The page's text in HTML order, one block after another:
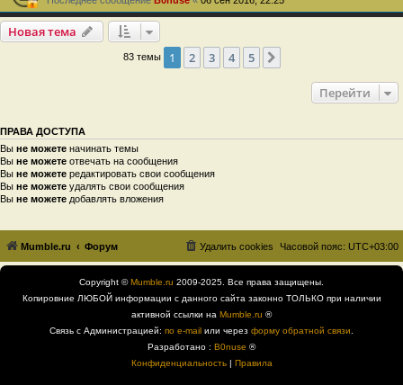
Новая тема
83 темы 1 2 3 4 5
Перейти
ПРАВА ДОСТУПА
Вы не можете начинать темы
Вы не можете отвечать на сообщения
Вы не можете редактировать свои сообщения
Вы не можете удалять свои сообщения
Вы не можете добавлять вложения
Mumble.ru Форум Часовой пояс: UTC+03:00
Удалить cookies
Copyright ©Mumble.ru 2009-2025. Все права защищены.
Копировние ЛЮБОЙ информации с данного сайта законно ТОЛЬКО при наличии
активной ссылки на Mumble.ru ®
Связь с Администрацией: по e-mail или через форму обратной связи
Разработано : B0nuse ®
Конфиденциальность| Правила